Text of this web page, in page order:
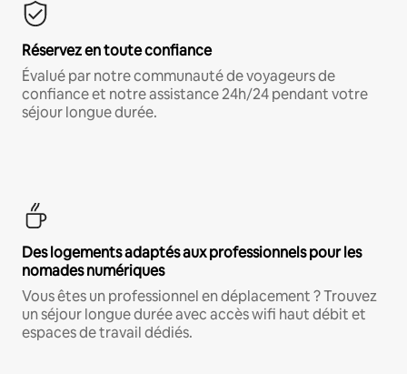
Réservez en toute confiance
Évalué par notre communauté de voyageurs de
confiance et notre assistance 24h/24 pendant votre
séjour longue durée.
Des logements adaptés aux professionnels pour les
nomades numériques
Vous êtes un professionnel en déplacement ? Trouvez
un séjour longue durée avec accès wifi haut débit et
espaces de travail dédiés.